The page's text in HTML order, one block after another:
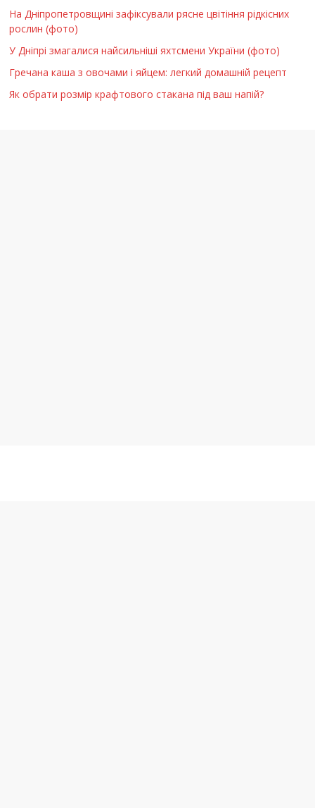
На Дніпропетровщині зафіксували рясне цвітіння рідкісних
рослин (фото)
У Дніпрі змагалися найсильніші яхтсмени України (фото)
Гречана каша з овочами і яйцем: легкий домашній рецепт
Як обрати розмір крафтового стакана під ваш напій?